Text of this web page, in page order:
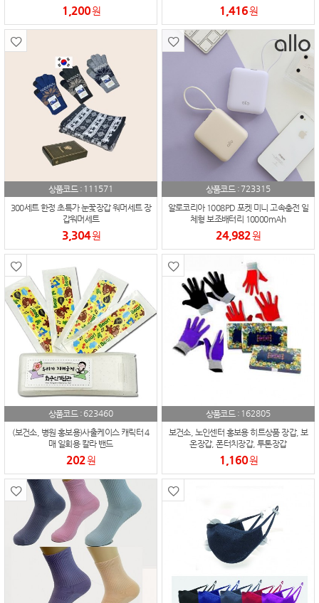
형광펜이 이렇게 이뻐
1,200원 1,416원
상품코드 : 111571
300세트 한정 초특가 눈꽃장갑 워머세트 장
갑워머세트
3,304원
상품코드 : 723315
알로코리아 1008PD 포켓 미니 고속충전 일
체형 보조배터리 10000mAh
24,982원
상품코드 : 623460
(보건소, 병원 홍보용)사출케이스 캐릭터 4
매 일회용 칼라 밴드
202원
상품코드 : 162805
보건소, 노인센터 홍보용 히트상품 장갑, 보
온장갑, 폰터치장갑, 투톤장갑
1,160원